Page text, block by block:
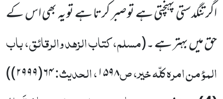
اگر تنگدستی پہنچتی ہے تو صبر کرتا ہے تو یہ بھی اس کے
حقمیں بہتر ہے ۔(مسلم، کتاب الزہد والرقائق، باب
المؤمن امرہ کلّہ خیر، ص۱۵۹۸، الحدیث:۶۴(۲۹۹۹)
)